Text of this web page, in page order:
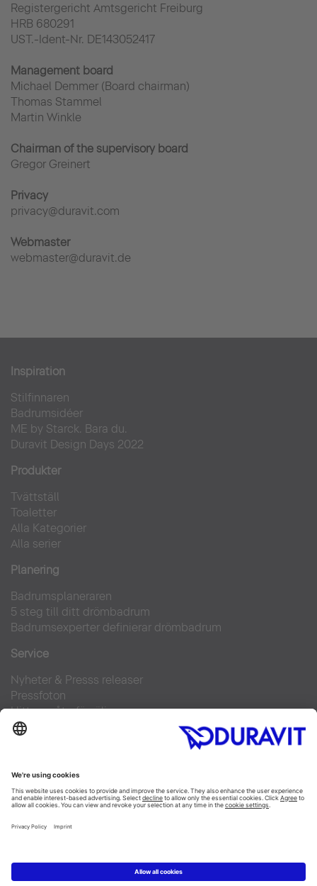
Registergericht Amtsgericht Freiburg
HRB 680291
UST.-Ident-Nr. DE143052417
Management board
Michael Demmer (Board chairman)
Thomas Stammel
Martin Winkle
Chairman of the supervisory board
Gregor Greinert
Privacy
privacy@duravit.com
Webmaster
webmaster@duravit.de
Inspiration
Stilfinnaren
Badrumsidéer
ME by Starck. Bara du.
Duravit Design Days 2022
Produkter
Tvättställ
Toaletter
Alla Kategorier
Alla serier
Planering
Badrumsplaneraren
5 steg till ditt drömbadrum
Badrumsexperter definierar drömbadrum
Service
Nyheter & Presss releaser
Pressfoton
Hitta en återförsäljare
FAQs
Facebook
Instagram
Pinterest
Flickr
Linked In
Copyright © 2026 Duravit AG